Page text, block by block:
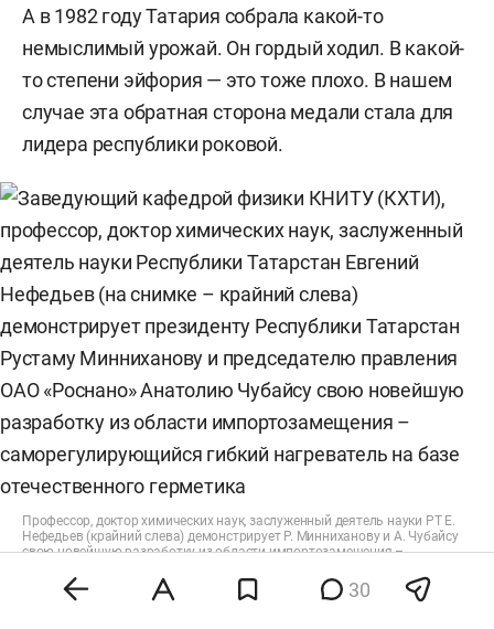
А в 1982 году Татария собрала какой-то
немыслимый урожай. Он гордый ходил. В какой-
то степени эйфория — это тоже плохо. В нашем
случае эта обратная сторона медали стала для
лидера республики роковой.
Профессор, доктор химических наук, заслуженный деятель науки РТ Е.
Нефедьев (крайний слева) демонстрирует Р. Минниханову и А. Чубайсу
свою новейшую разработку из области импортозамещения –
герметика
30